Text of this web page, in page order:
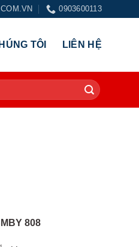
0903600113
TÔI LIÊN HỆ
808